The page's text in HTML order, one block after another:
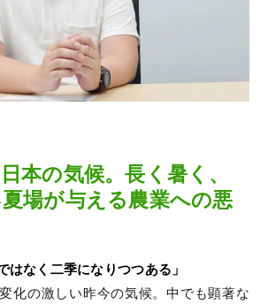
本の気候。長く暑く、
場が与える農業への悪
はなく二季になりつつある」
化の激しい昨今の気候。中でも顕著な